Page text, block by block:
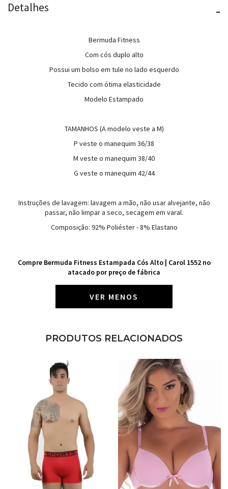
Detalhes -
Bermuda Fitness
Com cós duplo alto
Possui um bolso em tule no lado esquerdo
Tecido com ótima elasticidade
Modelo Estampado
TAMANHOS (A modelo veste a M)
P veste o manequim 36/38
M veste o manequim 38/40
G veste o manequim 42/44
Instruções de lavagem: lavagem a mão, não usar alvejante, não
passar, não limpar a seco, secagem em varal.
Composição: 92% Poliéster - 8% Elastano
Compre Bermuda Fitness Estampada Cós Alto | Carol 1552 no
atacado por preço de fábrica
VER MENOS
PRODUTOS RELACIONADOS